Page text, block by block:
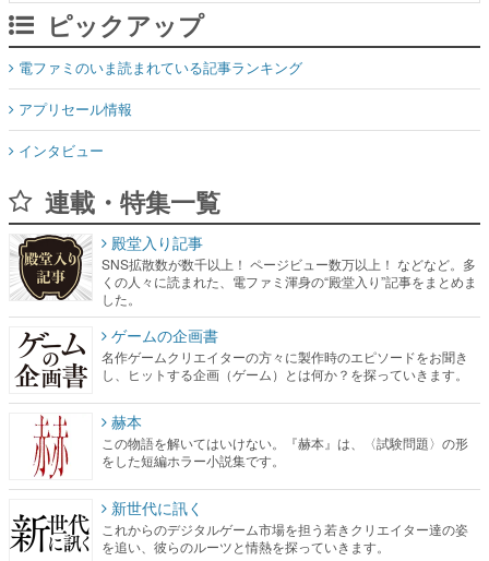
ピックアップ
電ファミのいま読まれている記事ランキング
アプリセール情報
インタビュー
連載・特集一覧
殿堂入り記事
SNS拡散数が数千以上！ ページビュー数万以上！ などなど。多
くの人々に読まれた、電ファミ渾身の“殿堂入り”記事をまとめま
した。
ゲームの企画書
名作ゲームクリエイターの方々に製作時のエピソードをお聞き
し、ヒットする企画（ゲーム）とは何か？を探っていきます。
赫本
この物語を解いてはいけない。『赫本』は、〈試験問題〉の形
をした短編ホラー小説集です。
新世代に訊く
これからのデジタルゲーム市場を担う若きクリエイター達の姿
を追い、彼らのルーツと情熱を探っていきます。